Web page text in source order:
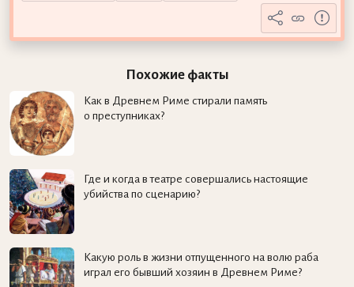
Похожие факты
Как в Древнем Риме стирали память
о преступниках?
Где и когда в театре совершались настоящие
убийства по сценарию?
Какую роль в жизни отпущенного на волю раба
играл его бывший хозяин в Древнем Риме?